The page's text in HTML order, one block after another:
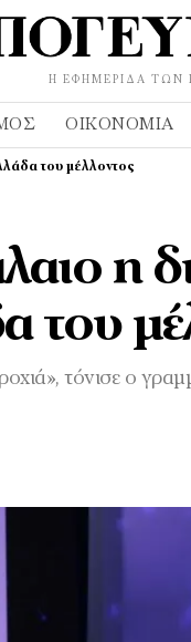
Η ΕΦΗΜΕΡΊΔΑ ΤΩΝ
ΟΙΚΟΝΟΜΊΑ
του μέλλοντος
η
του
τόνισε ο